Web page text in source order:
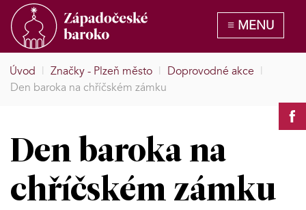
Úvod | Značky - Plzeň město | Doprovodné akce |
Den baroka na chříčském zámku
Den baroka na
chříčském zámku